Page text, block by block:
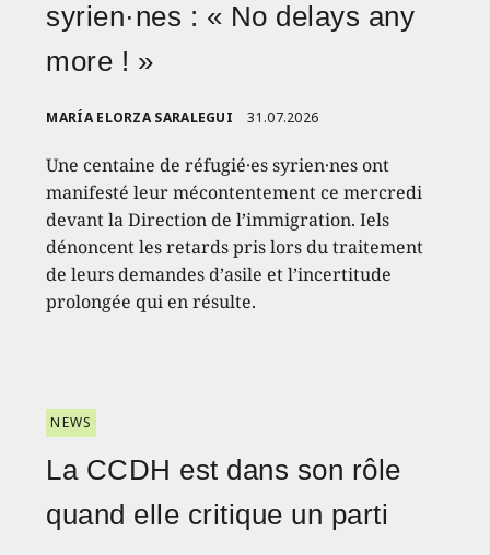
syrien·nes : « No delays any
more ! »
MARÍA ELORZA SARALEGUI 31.07.2026
Une centaine de réfugié·es syrien·nes ont
manifesté leur mécontentement ce mercredi
devant la Direction de l’immigration. Iels
dénoncent les retards pris lors du traitement
de leurs demandes d’asile et l’incertitude
prolongée qui en résulte.
NEWS
La CCDH est dans son rôle
quand elle critique un parti